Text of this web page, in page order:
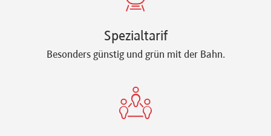
Spezialtarif
Besonders günstig und grün mit der Bahn.